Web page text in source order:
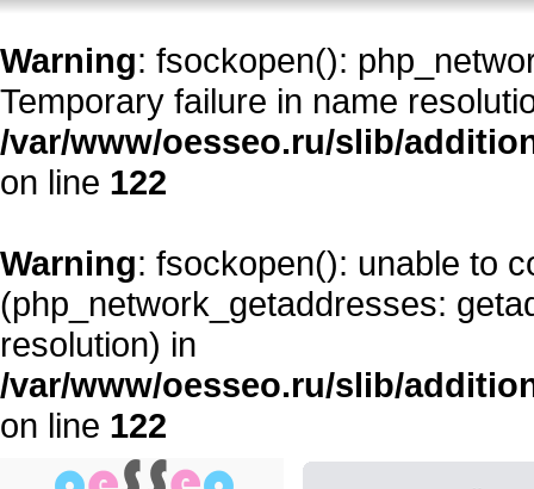
Warning: fsockopen():
Temporary failure in name
/var/www/oesseo.ru/slib/
on line 122
Warning: fsockopen(): unable to
(php_network_getaddresses:
resolution) in
/var/www/oesseo.ru/slib/
on line 122